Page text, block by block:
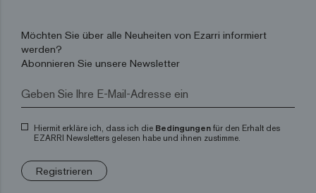
Möchten Sie über alle Neuheiten von Ezarri informiert
werden?
Abonnieren Sie unsere Newsletter
Hiermit erkläre ich, dass ich die Bedingungen für den Erhalt des
EZARRI Newsletters gelesen habe und ihnen zustimme.
Registrieren